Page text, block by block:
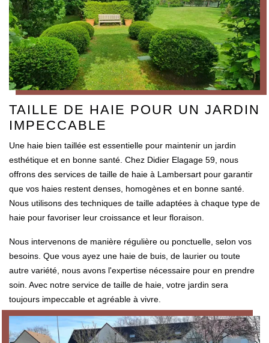
TAILLE DE HAIE POUR UN JARDIN
IMPECCABLE
Une haie bien taillée est essentielle pour maintenir un jardin
esthétique et en bonne santé. Chez Didier Elagage 59, nous
offrons des services de taille de haie à Lambersart pour garantir
que vos haies restent denses, homogènes et en bonne santé.
Nous utilisons des techniques de taille adaptées à chaque type de
haie pour favoriser leur croissance et leur floraison.
Nous intervenons de manière régulière ou ponctuelle, selon vos
besoins. Que vous ayez une haie de buis, de laurier ou toute
autre variété, nous avons l'expertise nécessaire pour en prendre
soin. Avec notre service de taille de haie, votre jardin sera
toujours impeccable et agréable à vivre.